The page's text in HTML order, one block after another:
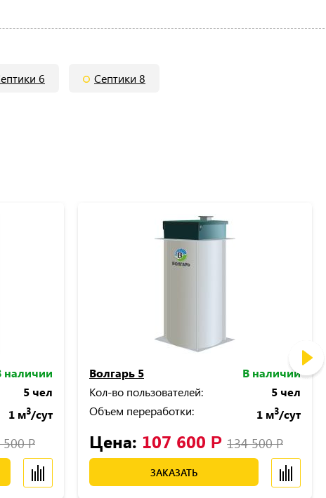
6 Септики 8
наличии
5 чел
1 м3/сут
500Р
Волгарь 5
В наличии
Кол-во пользователей:
5 чел
Объем переработки:
1 м3/сут
Цена: 107 600 Р 134 500Р
ЗАКАЗАТЬ